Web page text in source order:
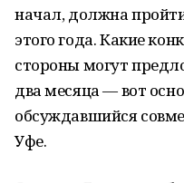
начал, должна
этого года. Какие
стороны могут
два месяца — вот
обсуждавшийся
Уфе.